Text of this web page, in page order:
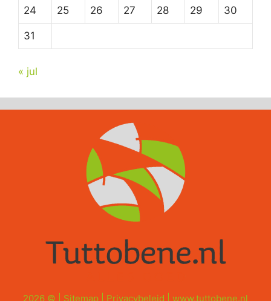
24 25 26 27 28 29 30
31
« jul
2026 © | Sitemap Privacybeleid www.tuttobene.nl